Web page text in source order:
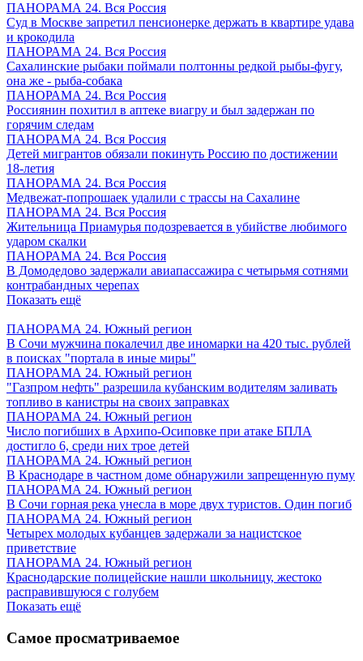
ПАНОРАМА 24. Вся Россия
Суд в Москве запретил пенсионерке держать в квартире удава
и крокодила
ПАНОРАМА 24. Вся Россия
Сахалинские рыбаки поймали полтонны редкой рыбы-фугу,
она же - рыба-собака
ПАНОРАМА 24. Вся Россия
Россиянин похитил в аптеке виагру и был задержан по
горячим следам
ПАНОРАМА 24. Вся Россия
Детей мигрантов обязали покинуть Россию по достижении
18-летия
ПАНОРАМА 24. Вся Россия
Медвежат-попрошаек удалили с трассы на Сахалине
ПАНОРАМА 24. Вся Россия
Жительница Приамурья подозревается в убийстве любимого
ударом скалки
ПАНОРАМА 24. Вся Россия
В Домодедово задержали авиапассажира с четырьмя сотнями
контрабандных черепах
Показать ещё
ПАНОРАМА 24. Южный регион
В Сочи мужчина покалечил две иномарки на 420 тыс. рублей
в поисках "портала в иные миры"
ПАНОРАМА 24. Южный регион
"Газпром нефть" разрешила кубанским водителям заливать
топливо в канистры на своих заправках
ПАНОРАМА 24. Южный регион
Число погибших в Архипо-Осиповке при атаке БПЛА
достигло 6, среди них трое детей
ПАНОРАМА 24. Южный регион
В Краснодаре в частном доме обнаружили запрещенную пуму
ПАНОРАМА 24. Южный регион
В Сочи горная река унесла в море двух туристов. Один погиб
ПАНОРАМА 24. Южный регион
Четырех молодых кубанцев задержали за нацистское
приветствие
ПАНОРАМА 24. Южный регион
Краснодарские полицейские нашли школьницу, жестоко
расправившуюся с голубем
Показать ещё
Самое просматриваемое